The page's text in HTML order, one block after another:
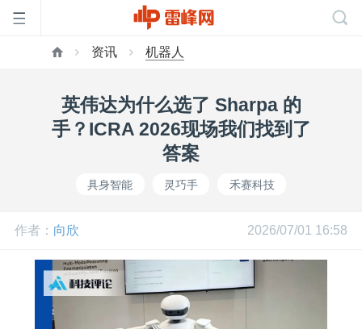
页
公
资讯 机器人
英伟达为什么选了 Sharpa 的
手？ICRA 2026现场我们找到了
答案
具身智能 灵巧手 禾赛科技
作者： 向欣 2026/07/01 16:58